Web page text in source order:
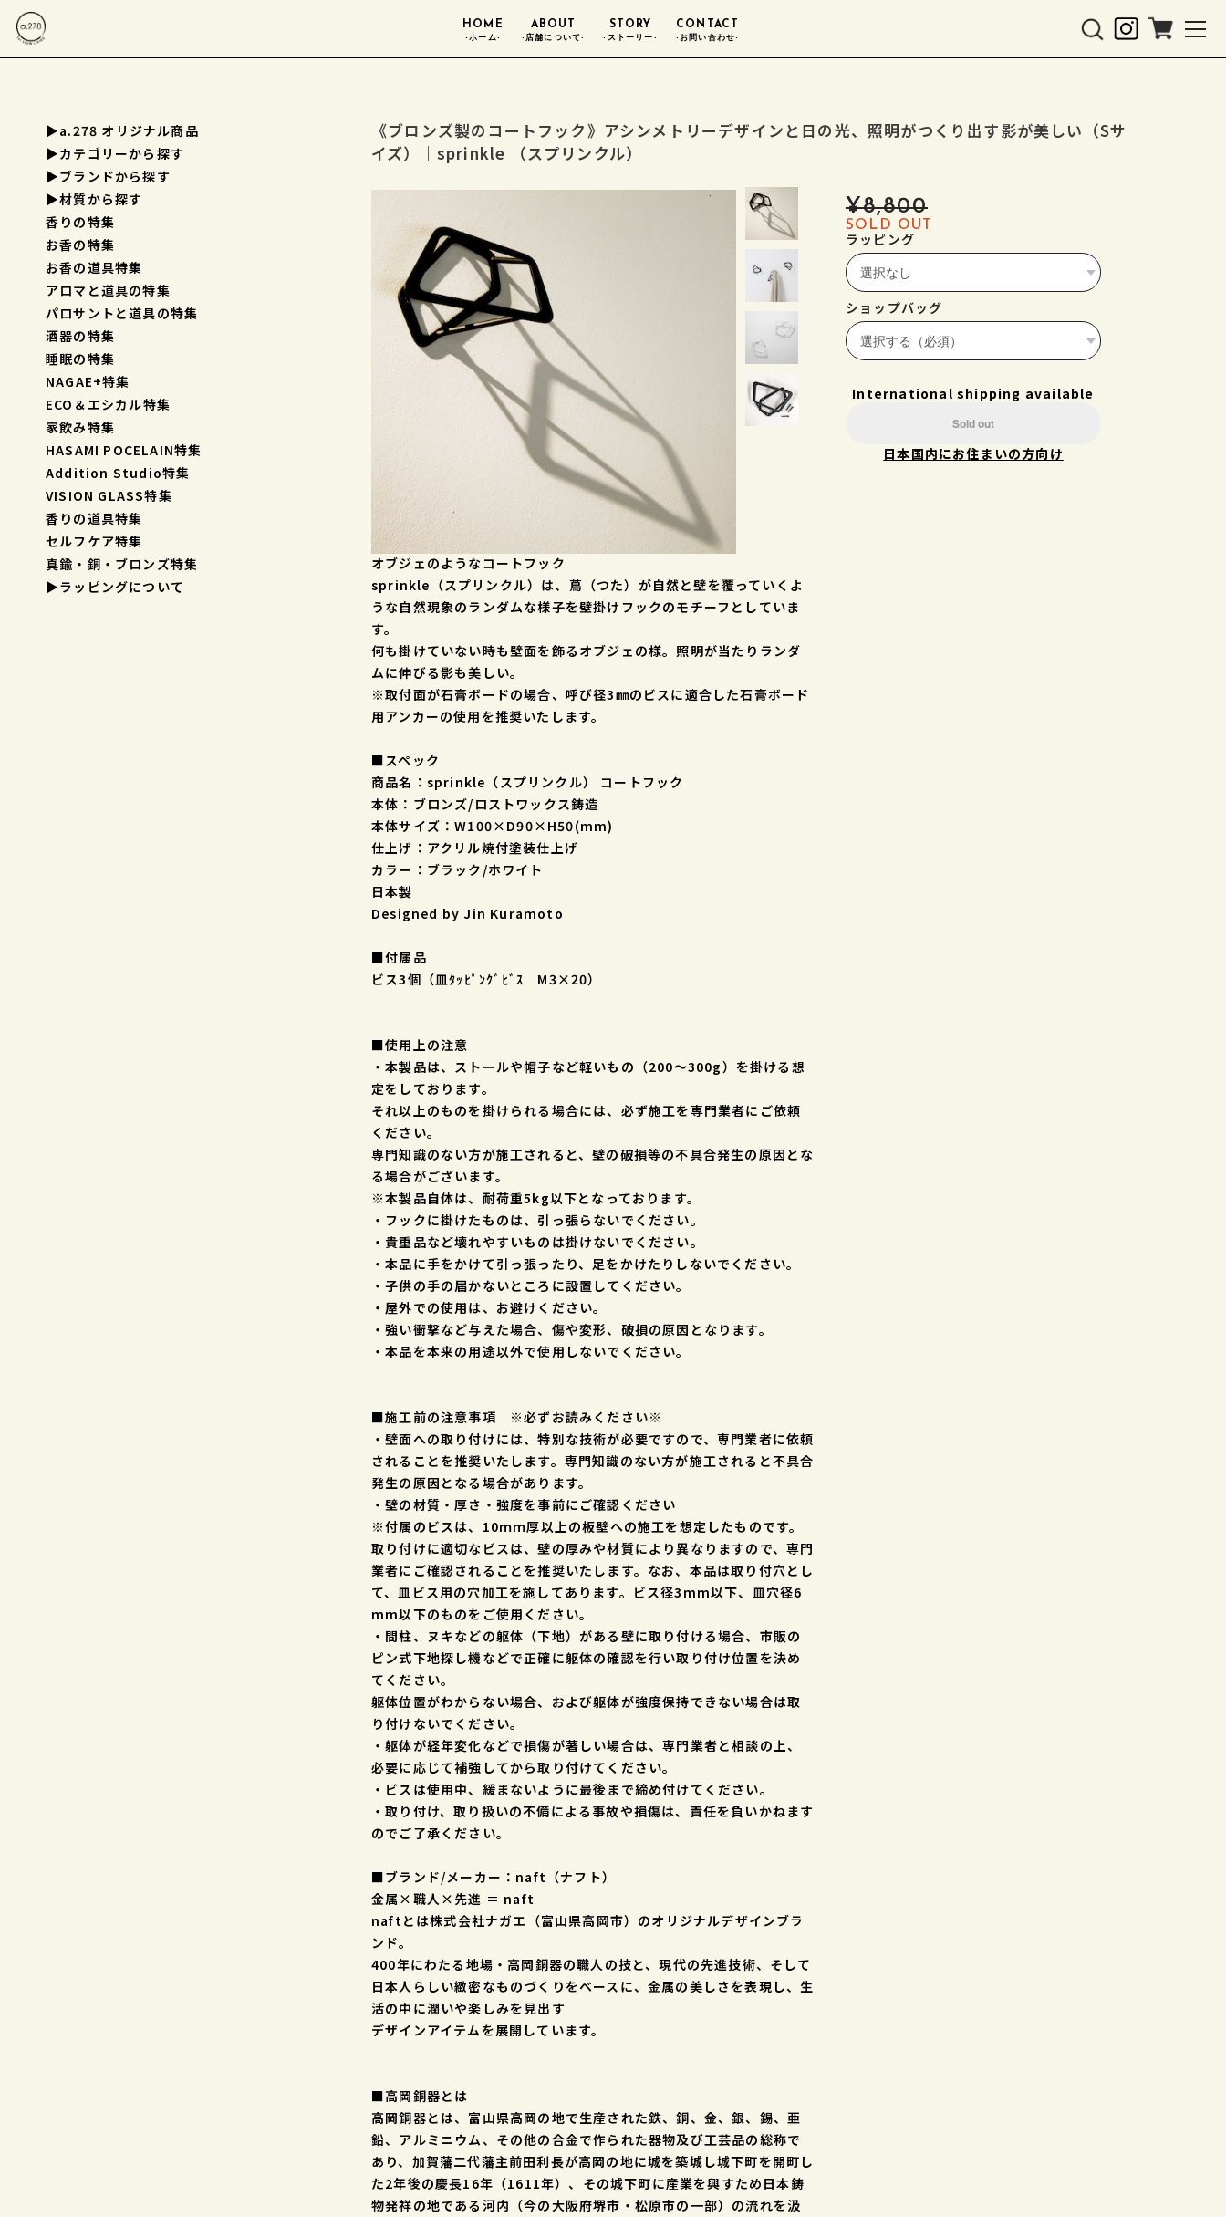
HOME
-ホーム-
ABOUT
-店舗について-
STORY
-ストーリー-
CONTACT
-お問い合わせ-
▶a.278 オリジナル商品
▶︎カテゴリーから探す
▶︎ブランドから探す
▶︎材質から探す
香りの特集
お香の特集
お香の道具特集
アロマと道具の特集
パロサントと道具の特集
酒器の特集
睡眠の特集
NAGAE+特集
ECO＆エシカル特集
家飲み特集
HASAMI POCELAIN特集
Addition Studio特集
VISION GLASS特集
香りの道具特集
セルフケア特集
真鍮・銅・ブロンズ特集
▶︎ラッピングについて
《ブロンズ製のコートフック》アシンメトリーデザインと日の光、照明がつくり出す影が美しい（Sサ
イズ）｜sprinkle （スプリンクル）
¥8,800
SOLD OUT
ラッピング
ショップバッグ
International shipping available
Sold out
日本国内にお住まいの方向け
オブジェのようなコートフック
sprinkle（スプリンクル）は、蔦（つた）が自然と壁を覆っていくよ
うな自然現象のランダムな様子を壁掛けフックのモチーフとしていま
す。
何も掛けていない時も壁面を飾るオブジェの様。照明が当たりランダ
ムに伸びる影も美しい。
※取付面が石膏ボードの場合、呼び径3㎜のビスに適合した石膏ボード
用アンカーの使用を推奨いたします。
■スペック
商品名：sprinkle（スプリンクル） コートフック
本体：ブロンズ/ロストワックス鋳造
本体サイズ：W100×D90×H50(mm)
仕上げ：アクリル焼付塗装仕上げ
カラー：ブラック/ホワイト
日本製
Designed by Jin Kuramoto
■付属品
ビス3個（皿ﾀｯﾋﾟﾝｸﾞﾋﾞｽ M3×20）
■使用上の注意
・本製品は、ストールや帽子など軽いもの（200～300g）を掛ける想
定をしております。
それ以上のものを掛けられる場合には、必ず施工を専門業者にご依頼
ください。
専門知識のない方が施工されると、壁の破損等の不具合発生の原因とな
る場合がございます。
※本製品自体は、耐荷重5kg以下となっております。
・フックに掛けたものは、引っ張らないでください。
・貴重品など壊れやすいものは掛けないでください。
・本品に手をかけて引っ張ったり、足をかけたりしないでください。
・子供の手の届かないところに設置してください。
・屋外での使用は、お避けください。
・強い衝撃など与えた場合、傷や変形、破損の原因となります。
・本品を本来の用途以外で使用しないでください。
■施工前の注意事項 ※必ずお読みください※
・壁面への取り付けには、特別な技術が必要ですので、専門業者に依頼
されることを推奨いたします。専門知識のない方が施工されると不具合
発生の原因となる場合があります。
・壁の材質・厚さ・強度を事前にご確認ください
※付属のビスは、10ｍｍ厚以上の板壁への施工を想定したものです。
取り付けに適切なビスは、壁の厚みや材質により異なりますので、専門
業者にご確認されることを推奨いたします。なお、本品は取り付穴とし
て、皿ビス用の穴加工を施してあります。ビス径3mm以下、皿穴径6
mm以下のものをご使用ください。
・間柱、ヌキなどの躯体（下地）がある壁に取り付ける場合、市販の
ピン式下地探し機などで正確に躯体の確認を行い取り付け位置を決め
てください。
躯体位置がわからない場合、および躯体が強度保持できない場合は取
り付けないでください。
・躯体が経年変化などで損傷が著しい場合は、専門業者と相談の上、
必要に応じて補強してから取り付けてください。
・ビスは使用中、緩まないように最後まで締め付けてください。
・取り付け、取り扱いの不備による事故や損傷は、責任を負いかねます
のでご了承ください。
■ブランド/メーカー：naft（ナフト）
金属×職人×先進 ＝ naft
naftとは株式会社ナガエ（富山県高岡市）のオリジナルデザインブラ
ンド。
400年にわたる地場・高岡銅器の職人の技と、現代の先進技術、そして
日本人らしい緻密なものづくりをベースに、金属の美しさを表現し、生
活の中に潤いや楽しみを見出す
デザインアイテムを展開しています。
■高岡銅器とは
高岡銅器とは、富山県高岡の地で生産された鉄、銅、金、銀、錫、亜
鉛、アルミニウム、その他の合金で作られた器物及び工芸品の総称で
あり、加賀藩二代藩主前田利長が高岡の地に城を築城し城下町を開町し
た2年後の慶長16年（1611年）、その城下町に産業を興すため日本鋳
物発祥の地である河内（今の大阪府堺市・松原市の一部）の流れを汲